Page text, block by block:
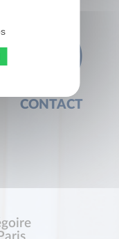
CONTACT